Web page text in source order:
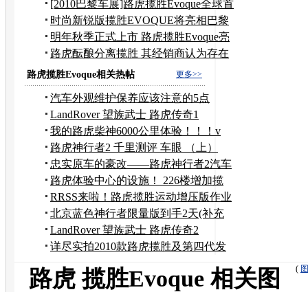
路虎
[2010巴黎车展]路虎揽胜Evoque全球首
发
时尚新锐版揽胜EVOQUE将亮相巴黎
车展
明年秋季正式上市 路虎揽胜Evoque亮
相
路虎酝酿分离揽胜 其经销商认为存在
风险
更多>>
路虎揽胜Evoque相关热帖
汽车外观维护保养应该注意的5点
LandRover 望族武士 路虎传奇1
我的路虎柴神6000公里体验！！！v
路虎神行者2 千里测评 车眼 （上）
忠实原车的豪改——路虎神行者2汽车
音响改装
路虎体验中心的设施！ 226楼增加揽
胜的PP
RRSS来啦！路虎揽胜运动增压版作业
3-图片精选版
北京蓝色神行者限量版到手2天(补充
500公里行车感
LandRover 望族武士 路虎传奇2
详尽实拍2010款路虎揽胜及第四代发
(
路虎 揽胜Evoque 相关图